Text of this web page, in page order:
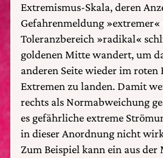
Extremismus-Skala, deren
Gefahrenmeldung »extremer«
Toleranzbereich »radikal«
goldenen Mitte wandert, um
anderen Seite wieder im roten
Extremen zu landen. Damit
rechts als Normabweichung
es gefährliche extreme
in dieser Anordnung nicht
Zum Beispiel kann ein aus der